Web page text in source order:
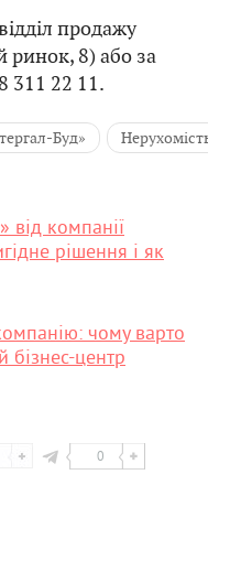
продажу
ринок, 8) або за
311 22 11.
Буд» Нерухомість
від компанії
рішення і як
чому варто
бізнес-центр
0